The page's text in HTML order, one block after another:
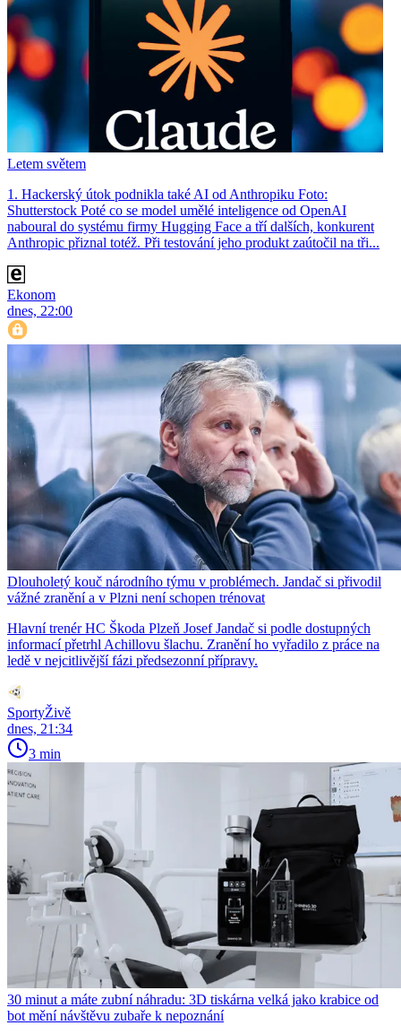
Letem světem
1. Hackerský útok podnikla také AI od Anthropiku Foto:
Shutterstock Poté co se model umělé inteligence od OpenAI
naboural do systému firmy Hugging Face a tří dalších, konkurent
Anthro­pic přiznal totéž. Při testování jeho produkt zaútočil na tři...
Ekonom
dnes, 22:00
Dlouholetý kouč národního týmu v problémech. Jandač si přivodil
vážné zranění a v Plzni není schopen trénovat
Hlavní trenér HC Škoda Plzeň Josef Jandač si podle dostupných
informací přetrhl Achillovu šlachu. Zranění ho vyřadilo z práce na
ledě v nejcitlivější fázi předsezonní přípravy.
SportyŽivě
dnes, 21:34
3 min
30 minut a máte zubní náhradu: 3D tiskárna velká jako krabice od
bot mění návštěvu zubaře k nepoznání